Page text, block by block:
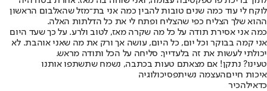
לוקח לי עוד כמה שנים טובות להבין כמה אני בת־מזל שהאלבום הראשון
ההוא שלך הצליח כפי שהצליח ופתח לי את כל הדלתות האלה.
כמה אני אסירת תודה על כל מה שקרה מאז, לטוב ולרע. על כך שעד היום
אני קמה בבוקר וכל יום, כל היום, עושה אך ורק את מה שאני אוהבת. לא
יכולתי לעשות את זה בלעדייך. סליחה על הכל ותודה מראש.
טעינו? נתקן! אם מצאתם טעות בכתבה, נשמח שתשתפו אותנו
איכות חייםהעצמה נשיתפסיכולוגיה
כדאילהכיר